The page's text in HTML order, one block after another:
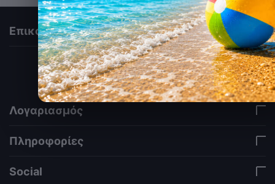
Επικοινωνία
via a template hook. Nothing here depends on
jQuery. Works in storefront AND admin if you need
it there. Settings persist in localStorage under key
"csc_a11y". -->
Λογαριασμός
Πληροφορίες
Social